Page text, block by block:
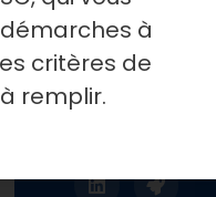
à
critères de
remplir.